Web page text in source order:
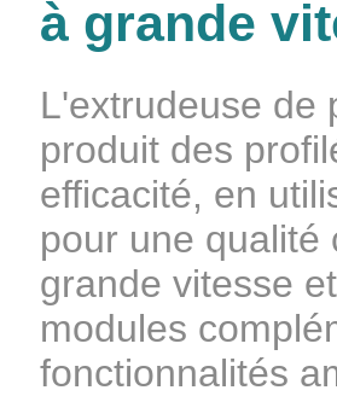
à grande
L'extrudeuse de
produit des
efficacité, en
pour une qualité
grande vitesse
modules
fonctionnalités